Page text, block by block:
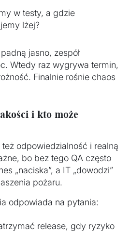
w testy, a gdzie
lżej?
jasno, zespół
Wtedy raz wygrywa termin,
Finalnie rośnie chaos
i kto może
też odpowiedzialność i realną
bo bez tego QA często
„naciska”, a IT „dowodzi”
pożaru.
odpowiada na pytania:
release, gdy ryzyko